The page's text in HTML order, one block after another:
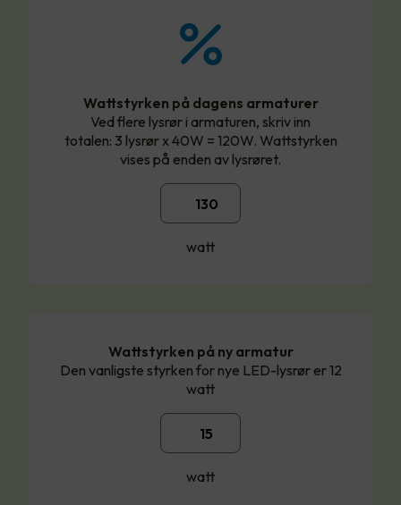
Wattstyrken på dagens armaturer
Ved flere lysrør i armaturen, skriv inn
totalen: 3 lysrør x 40W = 120W. Wattstyrken
vises på enden av lysrøret.
watt
Wattstyrken på ny armatur
Den vanligste styrken for nye LED-lysrør er 12
watt
watt